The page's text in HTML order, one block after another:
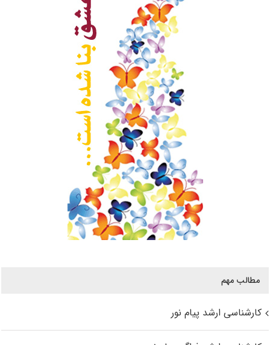
مطالب مهم
کارشناسی ارشد پیام نور